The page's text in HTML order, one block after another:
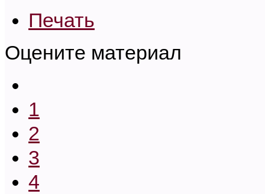
Печать
Оцените материал
1
2
3
4